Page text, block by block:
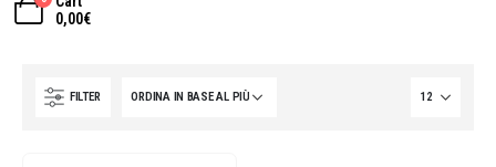
0,00€
FILTER